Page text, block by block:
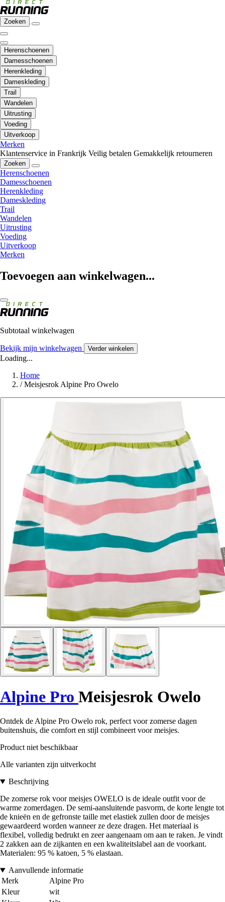
Zoeken
Herenschoenen
Damesschoenen
Herenkleding
Dameskleding
Trail
Wandelen
Uitrusting
Voeding
Uitverkoop
Merken
Klantenservice in Frankrijk Veilig betalen Gemakkelijk retourneren
Zoeken
Herenschoenen
Damesschoenen
Herenkleding
Dameskleding
Trail
Wandelen
Uitrusting
Voeding
Uitverkoop
Merken
Toevoegen aan winkelwagen...
Subtotaal winkelwagen
Bekijk mijn winkelwagen Verder winkelen
Loading...
Home
/ Meisjesrok Alpine Pro Owelo
Alpine Pro Meisjesrok Owelo
Ontdek de Alpine Pro Owelo rok, perfect voor zomerse dagen
buitenshuis, die comfort en stijl combineert voor meisjes.
Product niet beschikbaar
Alle varianten zijn uitverkocht
Beschrijving
De zomerse rok voor meisjes OWELO is de ideale outfit voor de
warme zomerdagen. De semi-aansluitende pasvorm, de korte lengte tot
de knieën en de gefronste taille met elastiek zullen door de meisjes
gewaardeerd worden wanneer ze deze dragen. Het materiaal is
flexibel, volledig bedrukt en zeer aangenaam om aan te raken. Je vindt
2 zakken aan de zijkanten en een kwaliteitslabel aan de voorkant.
Materialen: 95 % katoen, 5 % elastaan.
Aanvullende informatie
Merk
Alpine Pro
Kleur
wit